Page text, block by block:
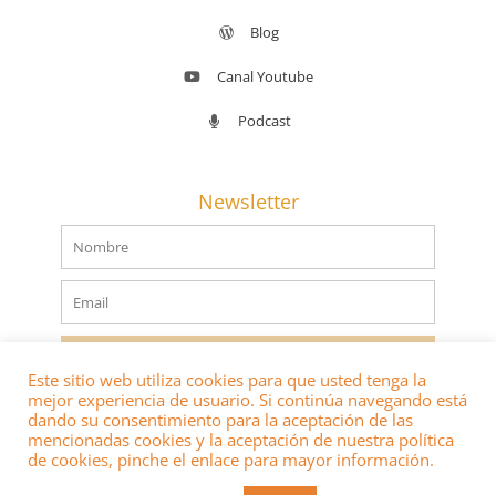
Blog
Canal Youtube
Podcast
Newsletter
Nombre
Email
® 2022 DERECHOS RESERVADOS
Este sitio web utiliza cookies para que usted tenga la
mejor experiencia de usuario. Si continúa navegando está
dando su consentimiento para la aceptación de las
mencionadas cookies y la aceptación de nuestra política
de cookies, pinche el enlace para mayor información.